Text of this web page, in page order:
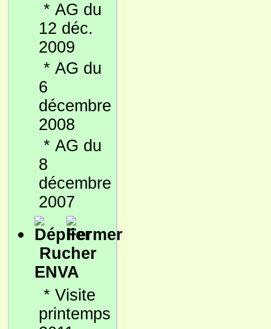
* AG du
12 déc.
2009
* AG du
6
décembre
2008
* AG du
8
décembre
2007
Rucher
ENVA
* Visite
printemps